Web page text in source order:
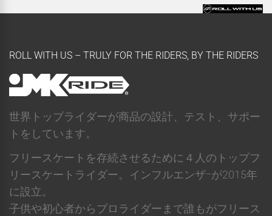
ROLL WITH US – TRULY FOR THE RIDERS, BY THE RIDERS
世界トップライダーが商品の設計、テスト、サポー
トをしています。
フリースケートを存続させるために４人のトップフ
リースケートライダー。インフルエンザｰが2015年
に設立。
子供や初心者からプロライダーまで誰もがフリース